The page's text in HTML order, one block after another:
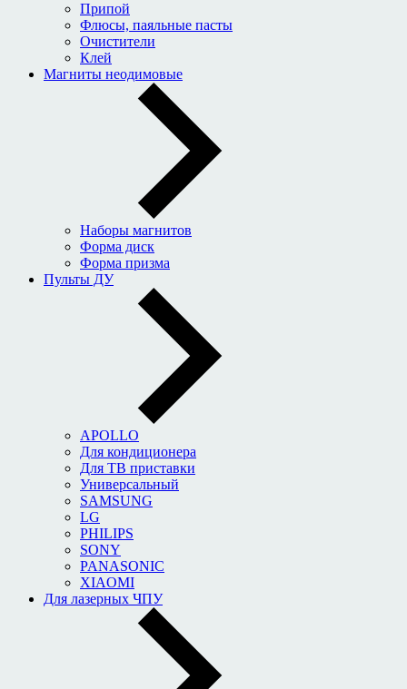
Припой
Флюсы, паяльные пасты
Очистители
Клей
Магниты неодимовые
Наборы магнитов
Форма диск
Форма призма
Пульты ДУ
APOLLO
Для кондиционера
Для ТВ приставки
Универсальный
SAMSUNG
LG
PHILIPS
SONY
PANASONIC
XIAOMI
Для лазерных ЧПУ